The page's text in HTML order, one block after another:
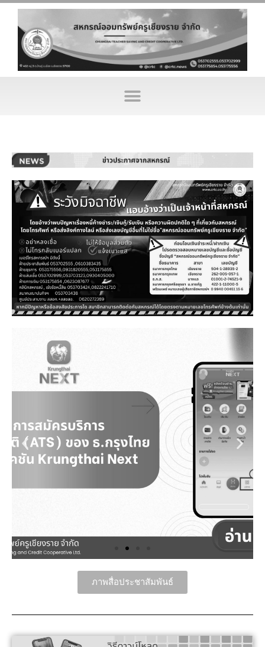
ภาพสื่อประชาสัมพันธ์